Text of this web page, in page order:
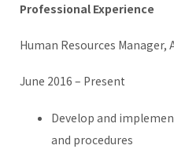
Professional Experience
Human Resources Manager,
June 2016 – Present
Develop and
and procedures